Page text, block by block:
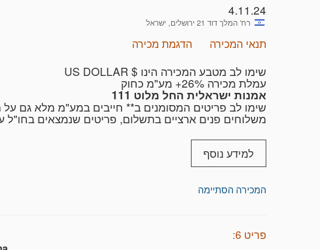
4.11.24
רח' המלך דוד 21 ירושלים, ישראל
תנאי המכירה הדגמת מכירה
שימו לב מטבע המכירה הינו $ US DOLLAR
עמלת מכירה 26%+ מע"מ כחוק
אמנות ישראלית החל מלוט 111
שימו לב פריטים המסומנים ב** חייבים במע"מ מלא גם
משלוחים פנים ארציים בתשלום, פריטים שנמצאים
למידע נוסף
המכירה הסתיימה
פריט 6: